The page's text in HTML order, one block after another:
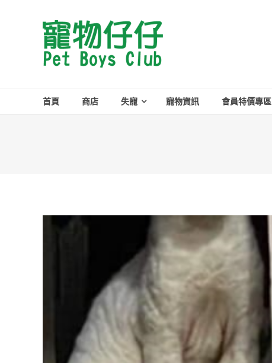
Pet
Boys
Club
首頁 商店 失寵 寵物資訊 會員特價專區